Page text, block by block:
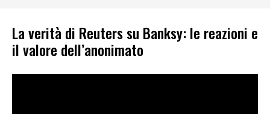
La verità di Reuters su Banksy: le reazioni e
il valore dell’anonimato